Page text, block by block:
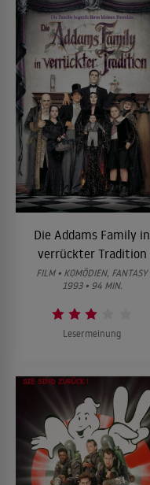
Die Addams Family in
verrückter Tradition
FILM • KOMÖDIEN, FANTASY
1993 • 94 MIN.
Lesermeinung